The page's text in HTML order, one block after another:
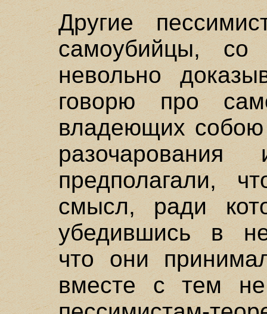
Другие
самоубийцы,
невольно
говорю про
владеющих
предполагали,
смысл, ради
убедившись в
что они
вместе с тем не